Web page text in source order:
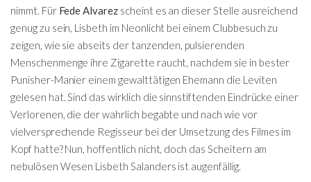
nimmt. Für Fede Alvarezscheint es an dieser Stelle ausreichend
genug zu sein, Lisbeth im Neonlicht bei einem Clubbesuch zu
zeigen, wie sie abseits der tanzenden, pulsierenden
Menschenmenge ihre Zigarette raucht, nachdem sie in bester
Punisher-Manier einem gewalttätigen Ehemann die Leviten
gelesen hat. Sind das wirklich die sinnstiftenden Eindrücke einer
Verlorenen, die der wahrlich begabte und nach wie vor
vielversprechende Regisseur bei der Umsetzung des Filmes im
Kopf hatte? Nun, hoffentlich nicht, doch das Scheitern am
nebulösen Wesen Lisbeth Salanders ist augenfällig.